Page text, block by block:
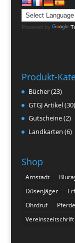
Powered by
Produkt-
Bücher(23)
GTGJ Artikel(30)
Gutscheine(2)
Landkarten (6)
Shop
Arnstadt
Düsenjäger
Ohrdruf
Pferde
Vereinszeitschrift